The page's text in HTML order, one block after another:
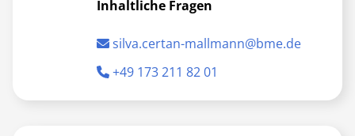
Inhaltliche Fragen
silva.certan-mallmann@bme.de
+49 173 211 82 01